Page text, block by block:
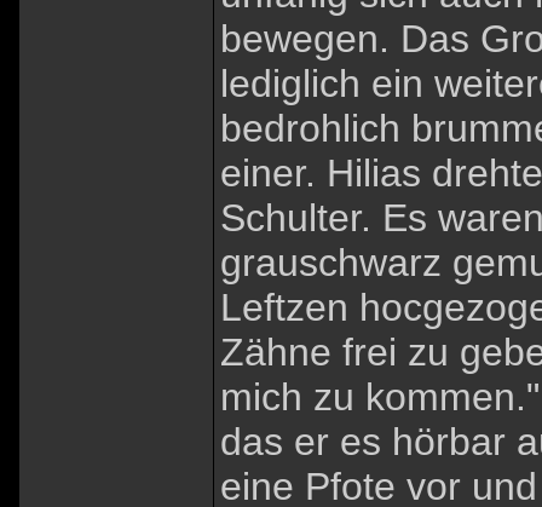
bewegen. Das
lediglich ein
bedrohlich
einer. Hilias
Schulter. Es
grauschwarz
Leftzen
Zähne frei zu
mich zu
das er es hörbar
eine Pfote vor